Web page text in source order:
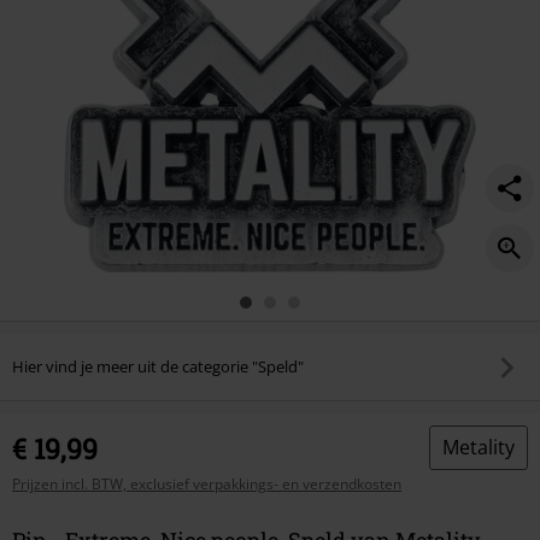
Hier vind je meer uit de categorie "Speld"
€ 19,99
Prijzen incl. BTW, exclusief verpakkings- en verzendkosten
Metality